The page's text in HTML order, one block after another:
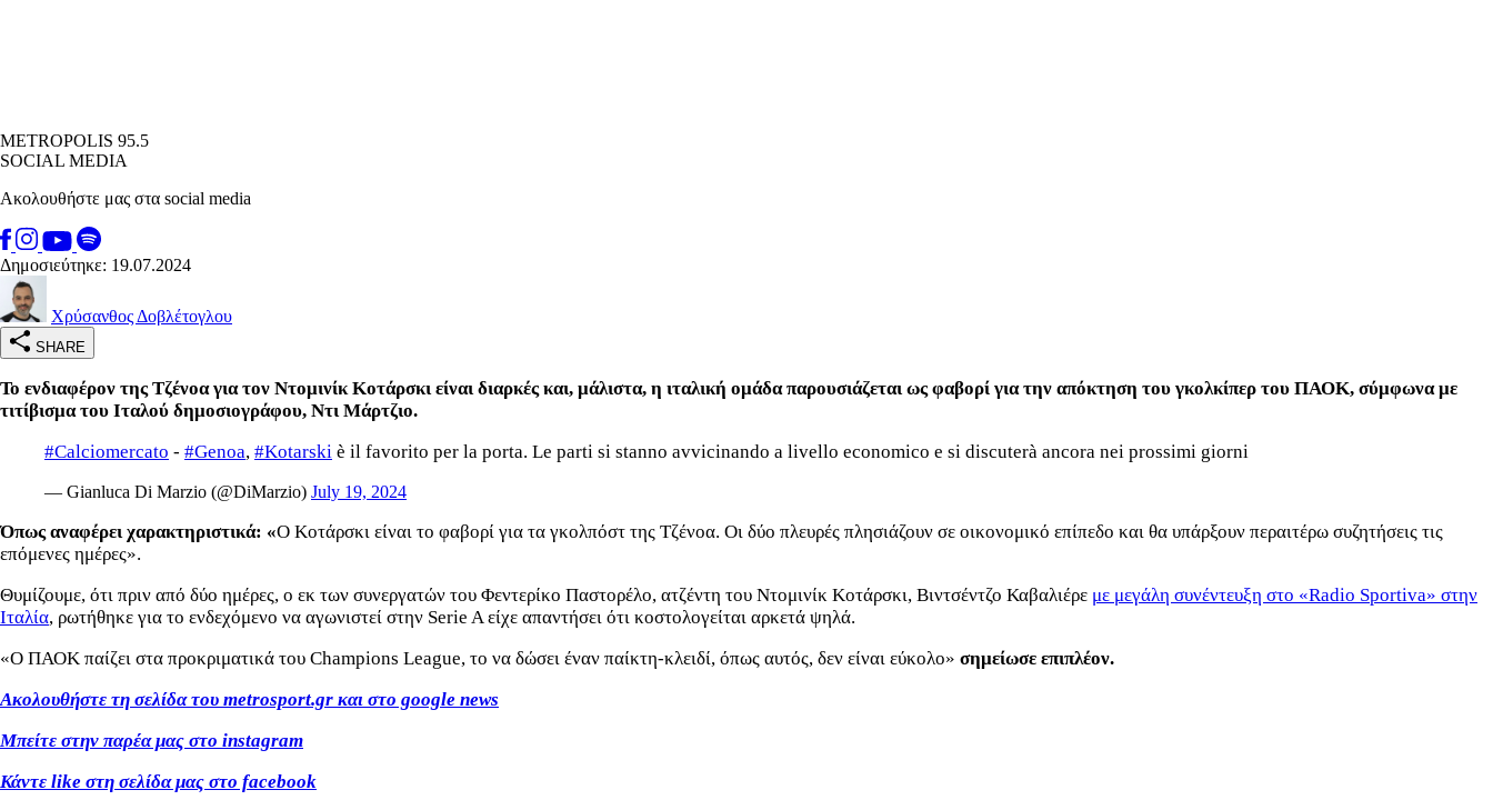
METROPOLIS 95.5
SOCIAL MEDIA
Ακολουθήστε μας στα social media
Δημοσιεύτηκε: 19.07.2024
Χρύσανθος Δοβλέτογλου
SHARE
Το ενδιαφέρον της Τζένοα για τον Ντομινίκ Κοτάρσκι είναι διαρκές και, μάλιστα, η ιταλική ομάδα παρουσιάζεται ως φαβορί για την απόκτηση του γκολκίπερ του ΠΑΟΚ, σύμφωνα με
τιτίβισμα του Ιταλού δημοσιογράφου, Ντι Μάρτζιο.
#Calciomercato - #Genoa, #Kotarski è il favorito per la porta. Le parti si stanno avvicinando a livello economico e si discuterà ancora nei prossimi giorni
— Gianluca Di Marzio (@DiMarzio) July 19, 2024
Όπως αναφέρει χαρακτηριστικά: «Ο Κοτάρσκι είναι το φαβορί για τα γκολπόστ της Τζένοα. Οι δύο πλευρές πλησιάζουν σε οικονομικό επίπεδο και θα υπάρξουν περαιτέρω συζητήσεις τις
επόμενες ημέρες».
Θυμίζουμε, ότι πριν από δύο ημέρες, ο εκ των συνεργατών του Φεντερίκο Παστορέλο, ατζέντη του Ντομινίκ Κοτάρσκι, Βιντσέντζο Καβαλιέρε με μεγάλη συνέντευξη στο «Radio Sportiva» στην
Ιταλία, ρωτήθηκε για το ενδεχόμενο να αγωνιστεί στην Serie A είχε απαντήσει ότι κοστολογείται αρκετά ψηλά.
«Ο ΠΑΟΚ παίζει στα προκριματικά του Champions League, το να δώσει έναν παίκτη-κλειδί, όπως αυτός, δεν είναι εύκολο» σημείωσε επιπλέον.
Ακολουθήστε τη σελίδα του metrosport.gr και στο google news
Μπείτε στην παρέα μας στο instagram
Κάντε like στη σελίδα μας στο facebook